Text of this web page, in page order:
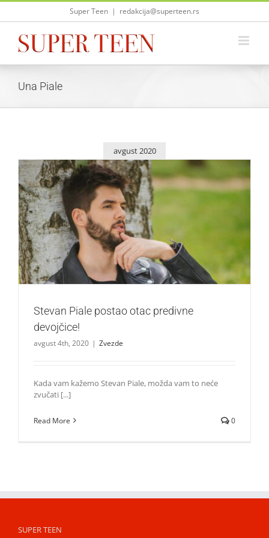
Skip
Super Teen | redakcija@superteen.rs
Una Piale
avgust 2020
Stevan Piale postao otac predivne devojčice!
Zvezde
Stevan Piale postao otac predivne
devojčice!
avgust 4th, 2020 | Zvezde
Kada vam kažemo Stevan Piale, možda vam to neće
zvučati [...]
Read More 0
SUPER TEEN